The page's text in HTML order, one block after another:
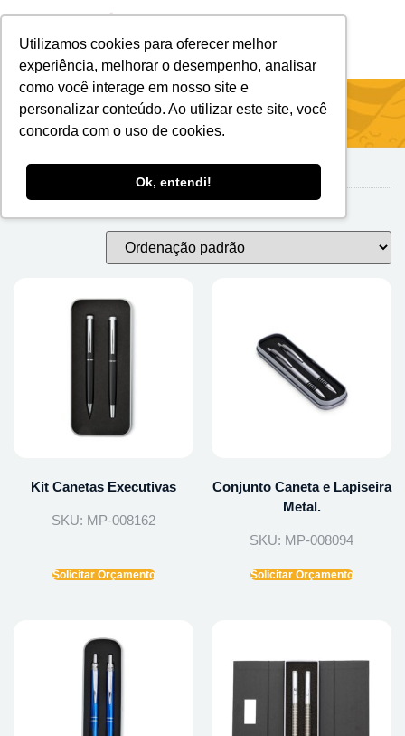
Utilizamos cookies para oferecer melhor
experiência, melhorar o desempenho, analisar
como você interage em nosso site e
personalizar conteúdo. Ao utilizar este site, você
concorda com o uso de cookies.
Ok, entendi!
Início/Escritório/ Conjunto Caneta E Lapiseira
Conjunto Caneta e Lapiseira
Kit Canetas Executivas
SKU: MP-008162
Solicitar Orçamento
Conjunto Caneta e Lapiseira
Metal.
SKU: MP-008094
Solicitar Orçamento